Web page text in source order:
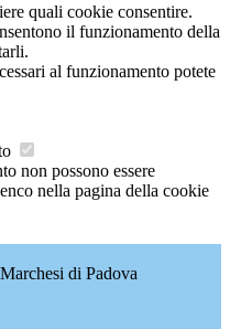
quali cookie consentire.
il funzionamento della
al funzionamento potete
non possono essere
nella pagina della cookie
di Padova